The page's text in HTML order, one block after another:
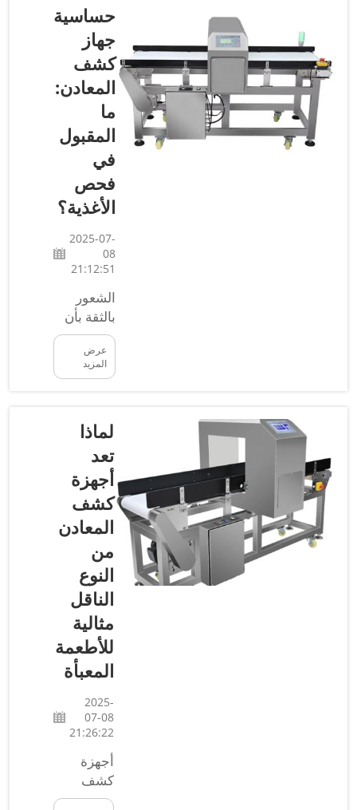
كواشف
المعادن
الغذائية
إنذارًا خاطئًا.
بمعنى آخر،
يعتقد
الكاشف
وجود قطعة
معدنية في
مكان لا يوجد
فيه أي
معدن. عندما
تحدث
إنذارات
خاطئة أثناء
هذه المهمة
المهمة
المتمثلة في
فحص
الأغذية...
حساسية
جهاز
كشف
المعادن:
ما
المقبول
في
فحص
الأغذية؟
2025-07-
08
21:12:51
الشعور
بالثقة بأن
مواردنا
الغذائية
آمنة
مهمًا في
صناعة
الأغذية.
إحدى
الطرق
للتحقق من
خلو الطعام
الذي نتناوله
من ملوثات
معدنية
ضارة هي
استخدام
أجهزة
كشف
المعادن.
لقد تم
تطوير
أجهزة
كشف
المعادن...
عرض
المزيد
لماذا
تعد
أجهزة
كشف
المعادن
من
النوع
الناقل
مثالية
للأطعمة
المعبأة
2025-
07-08
21:26:22
أجهزة
كشف
المعادن